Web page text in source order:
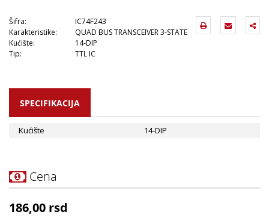
Šifra:
IC74F243
Karakteristike:
QUAD BUS TRANSCEIVER 3-STATE
Kućište:
14-DIP
Tip:
TTL IC
SPECIFIKACIJA
Kućište 14-DIP
Cena
186,00 rsd